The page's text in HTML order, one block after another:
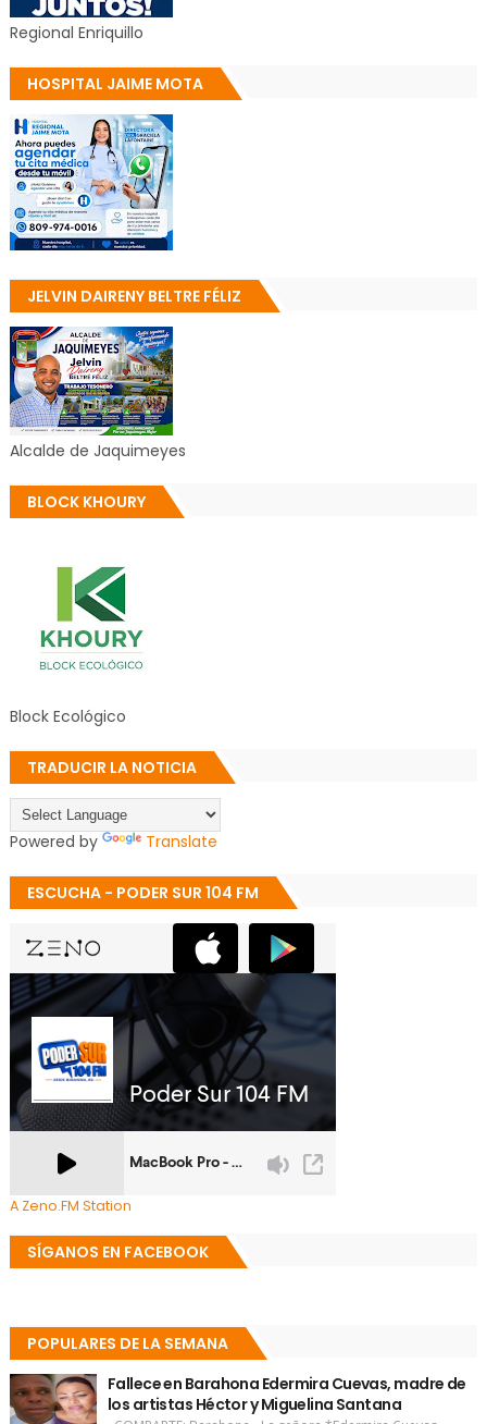
Regional Enriquillo
HOSPITAL JAIME MOTA
JELVIN DAIRENY BELTRE FÉLIZ
Alcalde de Jaquimeyes
BLOCK KHOURY
Block Ecológico
TRADUCIR LA NOTICIA
Powered by Translate
ESCUCHA - PODER SUR 104 FM
A Zeno.FM Station
SÍGANOS EN FACEBOOK
POPULARES DE LA SEMANA
Fallece en Barahona Edermira Cuevas, madre de
los artistas Héctor y Miguelina Santana